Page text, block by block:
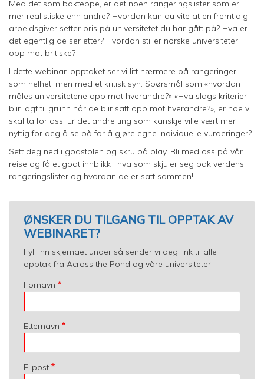
Med det som bakteppe, er det noen rangeringslister som er
mer realistiske enn andre? Hvordan kan du vite at en fremtidig
arbeidsgiver setter pris på universitetet du har gått på? Hva er
det egentlig de ser etter? Hvordan stiller norske universiteter
opp mot britiske?
I dette webinar-opptaket ser vi litt nærmere på rangeringer
som helhet, men med et kritisk syn. Spørsmål som «hvordan
måles universitetene opp mot hverandre?» «Hva slags kriterier
blir lagt til grunn når de blir satt opp mot hverandre?», er noe vi
skal ta for oss. Er det andre ting som kanskje ville vært mer
nyttig for deg å se på for å gjøre egne individuelle vurderinger?
Sett deg ned i godstolen og skru på play. Bli med oss på vår
reise og få et godt innblikk i hva som skjuler seg bak verdens
rangeringslister og hvordan de er satt sammen!
ØNSKER DU TILGANG TIL OPPTAK AV
WEBINARET?
Fyll inn skjemaet under så sender vi deg link til alle
opptak fra Across the Pond og våre universiteter!
Fornavn
Etternavn
E-post